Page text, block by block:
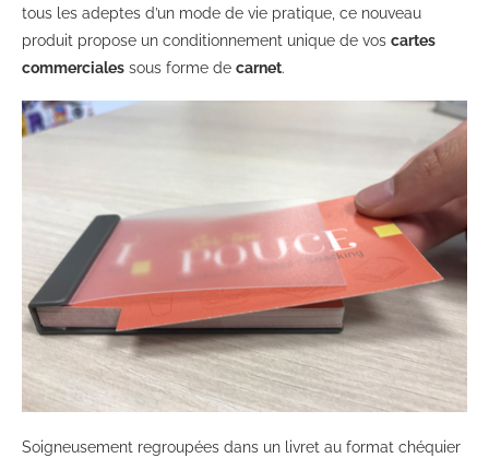
tous les adeptes d’un mode de vie pratique, ce nouveau
produit propose un conditionnement unique de vos cartes
commerciales sous forme de carnet.
Soigneusement regroupées dans un livret au format chéquier